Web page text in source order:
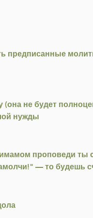
предписанные
не будет
нужды
проповеди
— то будешь